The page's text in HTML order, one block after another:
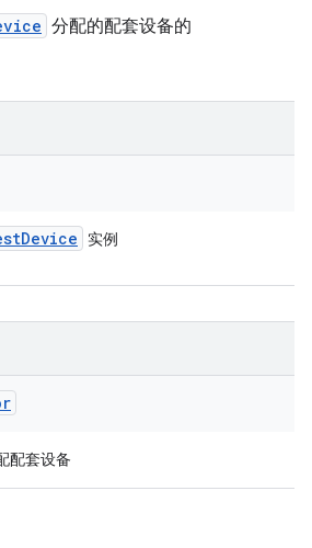
分配的配套设备的
Device 实例
配套设备